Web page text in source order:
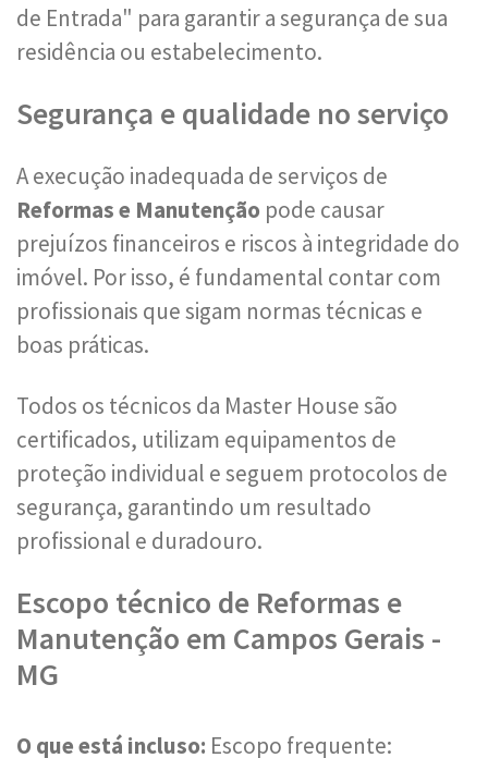
de Entrada" para garantir a segurança de sua
residência ou estabelecimento.
Segurança e qualidade no serviço
A execução inadequada de serviços de
Reformas e Manutenção pode causar
prejuízos financeiros e riscos à integridade do
imóvel. Por isso, é fundamental contar com
profissionais que sigam normas técnicas e
boas práticas.
Todos os técnicos da Master House são
certificados, utilizam equipamentos de
proteção individual e seguem protocolos de
segurança, garantindo um resultado
profissional e duradouro.
Escopo técnico de Reformas e
Manutenção em Campos Gerais -
MG
O que está incluso: Escopo frequente: